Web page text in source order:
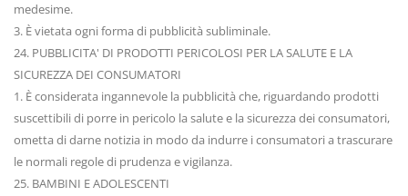
medesime.
3. È vietata ogni forma di pubblicità subliminale.
24. PUBBLICITA' DI PRODOTTI PERICOLOSI PER LA SALUTE E LA
SICUREZZA DEI CONSUMATORI
1. È considerata ingannevole la pubblicità che, riguardando prodotti
suscettibili di porre in pericolo la salute e la sicurezza dei consumatori,
ometta di darne notizia in modo da indurre i consumatori a trascurare
le normali regole di prudenza e vigilanza.
25. BAMBINI E ADOLESCENTI